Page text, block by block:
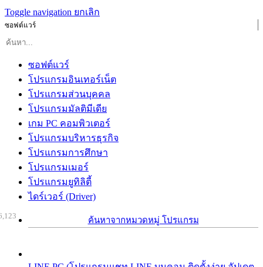
Toggle navigation ยกเลิก
ซอฟต์แวร์
ซอฟต์แวร์
โปรแกรมอินเทอร์เน็ต
โปรแกรมส่วนบุคคล
โปรแกรมมัลติมีเดีย
เกม PC คอมพิวเตอร์
โปรแกรมบริหารธุรกิจ
โปรแกรมการศึกษา
โปรแกรมเมอร์
โปรแกรมยูทิลิตี้
ไดร์เวอร์ (Driver)
ค้นหาจากหมวดหมู่ โปรแกรม